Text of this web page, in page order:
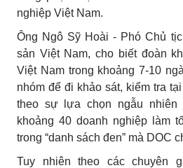
nghiệp Việt Nam.
Ông Ngô Sỹ Hoài - Phó Chủ
sản Việt Nam, cho biết đoàn
Việt Nam trong khoảng 7-10
nhóm để đi khảo sát, kiểm tra
theo sự lựa chọn ngẫu nhiên
khoảng 40 doanh nghiệp làm
trong “danh sách đen” mà DOC
Tuy nhiên theo các chuyên